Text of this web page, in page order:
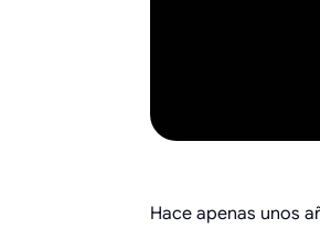
Hace apenas unos